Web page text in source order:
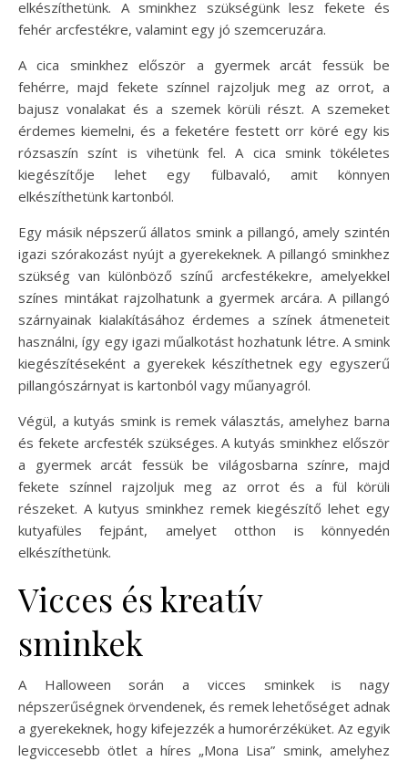
elkészíthetünk. A sminkhez szükségünk lesz fekete és
fehér arcfestékre, valamint egy jó szemceruzára.
A cica sminkhez először a gyermek arcát fessük be
fehérre, majd fekete színnel rajzoljuk meg az orrot, a
bajusz vonalakat és a szemek körüli részt. A szemeket
érdemes kiemelni, és a feketére festett orr köré egy kis
rózsaszín színt is vihetünk fel. A cica smink tökéletes
kiegészítője lehet egy fülbavaló, amit könnyen
elkészíthetünk kartonból.
Egy másik népszerű állatos smink a pillangó, amely szintén
igazi szórakozást nyújt a gyerekeknek. A pillangó sminkhez
szükség van különböző színű arcfestékekre, amelyekkel
színes mintákat rajzolhatunk a gyermek arcára. A pillangó
szárnyainak kialakításához érdemes a színek átmeneteit
használni, így egy igazi műalkotást hozhatunk létre. A smink
kiegészítéseként a gyerekek készíthetnek egy egyszerű
pillangószárnyat is kartonból vagy műanyagról.
Végül, a kutyás smink is remek választás, amelyhez barna
és fekete arcfesték szükséges. A kutyás sminkhez először
a gyermek arcát fessük be világosbarna színre, majd
fekete színnel rajzoljuk meg az orrot és a fül körüli
részeket. A kutyus sminkhez remek kiegészítő lehet egy
kutyafüles fejpánt, amelyet otthon is könnyedén
elkészíthetünk.
Vicces és kreatív
sminkek
A Halloween során a vicces sminkek is nagy
népszerűségnek örvendenek, és remek lehetőséget adnak
a gyerekeknek, hogy kifejezzék a humorérzéküket. Az egyik
legviccesebb ötlet a híres „Mona Lisa” smink, amelyhez